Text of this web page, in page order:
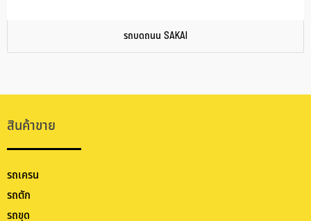
รถบดถนน SAKAI
สินค้าขาย
รถเครน
รถตัก
รถขุด